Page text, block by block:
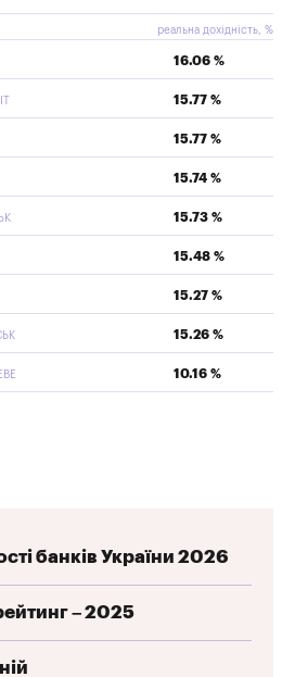
реальна дохідність, %
16.06 %
15.77 %
15.77 %
15.74 %
15.73 %
15.48 %
15.27 %
15.26 %
10.16 %
банків України 2026
– 2025